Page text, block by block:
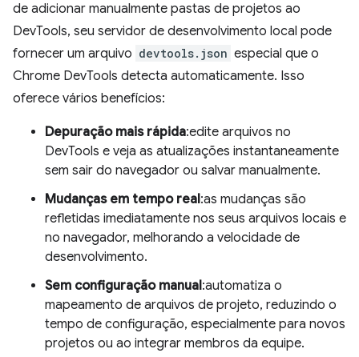
de adicionar manualmente pastas de projetos ao
DevTools, seu servidor de desenvolvimento local pode
fornecer um arquivo devtools.json especial que o
Chrome DevTools detecta automaticamente. Isso
oferece vários benefícios:
Depuração mais rápida:edite arquivos no
DevTools e veja as atualizações instantaneamente
sem sair do navegador ou salvar manualmente.
Mudanças em tempo real:as mudanças são
refletidas imediatamente nos seus arquivos locais e
no navegador, melhorando a velocidade de
desenvolvimento.
Sem configuração manual:automatiza o
mapeamento de arquivos de projeto, reduzindo o
tempo de configuração, especialmente para novos
projetos ou ao integrar membros da equipe.